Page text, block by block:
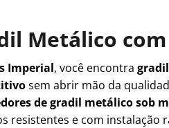
Metálico
Imperial, você encontra
sem abrir mão da
de gradil metálico sob
resistentes e com instalação